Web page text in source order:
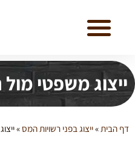
ייצוג משפטי
דף הבית »ייצוג בפני רשויות המס»